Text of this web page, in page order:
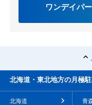
ワンデイパ
北海道・東北地方の月極
北海道 青